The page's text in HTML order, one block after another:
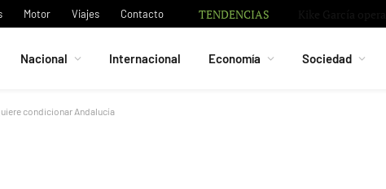
Motor Viajes Contacto TENDENCIAS
Nacional Internacional Economía Sociedad
condicionar Andalucía